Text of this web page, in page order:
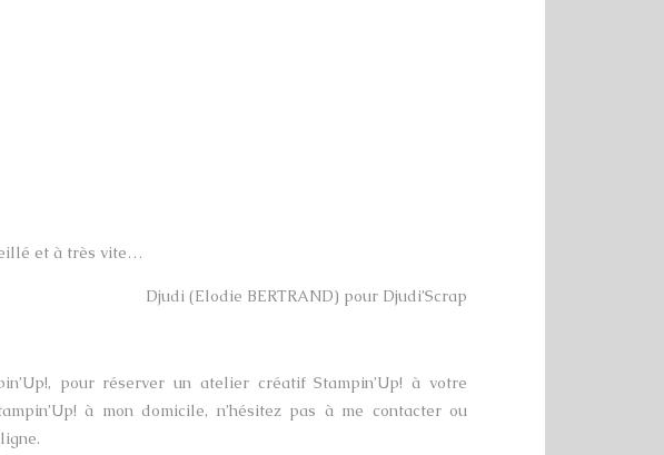
et à très vite…
Djudi (Elodie BERTRAND) pour Djudi’Scrap
pour réserver un atelier créatif Stampin’Up! à votre
à mon domicile, n’hésitez pas à me contacter ou